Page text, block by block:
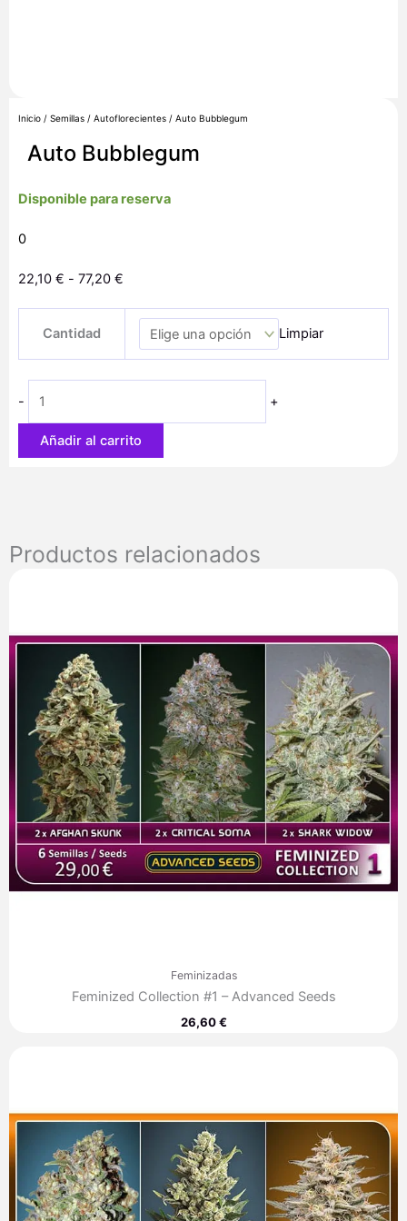
Inicio / Semillas / Autoflorecientes / Auto Bubblegum
Auto Bubblegum
Disponible para reserva
0
22,10 € - 77,20 €
precios:
desde
22,10 €
Cantidad Limpiar
-
Bubblegum
cantidad
+
Añadir al carrito
Productos relacionados
Feminizadas
Feminized Collection #1 – Advanced Seeds
26,60€